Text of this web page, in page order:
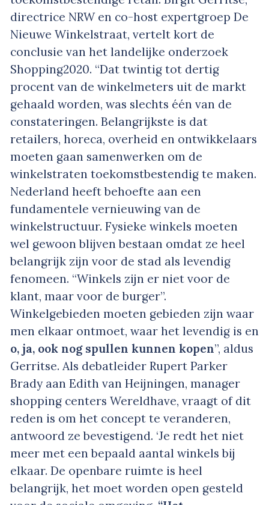
directrice NRW en co-host expertgroep De
Nieuwe Winkelstraat, vertelt kort de
conclusie van het landelijke onderzoek
Shopping2020. “Dat twintig tot dertig
procent van de winkelmeters uit de markt
gehaald worden, was slechts één van de
constateringen. Belangrijkste is dat
retailers, horeca, overheid en ontwikkelaars
moeten gaan samenwerken om de
winkelstraten toekomstbestendig te maken.
Nederland heeft behoefte aan een
fundamentele vernieuwing van de
winkelstructuur. Fysieke winkels moeten
wel gewoon blijven bestaan omdat ze heel
belangrijk zijn voor de stad als levendig
fenomeen. “Winkels zijn er niet voor de
klant, maar voor de burger”.
Winkelgebieden moeten gebieden zijn waar
men elkaar ontmoet, waar het levendig is en
o, ja, ook nog spullen kunnen kopen”, aldus
Gerritse. Als debatleider Rupert Parker
Brady aan Edith van Heijningen, manager
shopping centers Wereldhave, vraagt of dit
reden is om het concept te veranderen,
antwoord ze bevestigend. ‘Je redt het niet
meer met een bepaald aantal winkels bij
elkaar. De openbare ruimte is heel
belangrijk, het moet worden open gesteld